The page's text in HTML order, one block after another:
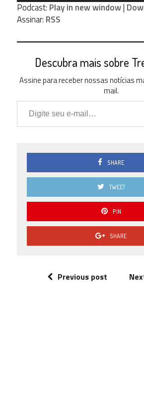
áudio
Podcast: Play in new window|
Assinar: RSS
Descubra mais sobre
Assine para receber nossas notícias
mail.
Digite seu e-mail…
SHARE
TWEET
PIN
SHARE
Previous post